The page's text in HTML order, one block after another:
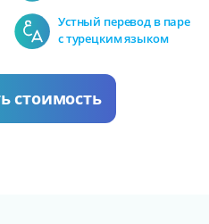
Устный перевод в паре
с турецким языком
стоимость